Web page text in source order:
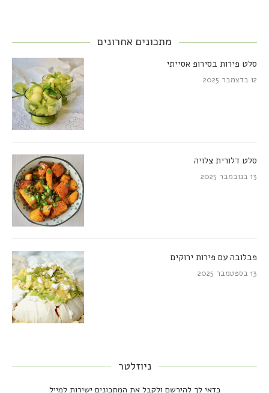
מתכונים אחרונים
סלט פירות בסירופ אסייתי
12 בדצמבר 2025
סלט דלורית צלויה
13 בנובמבר 2025
פבלובה עם פירות ירוקים
13 בספטמבר 2025
ניוזלטר
כדאי לך להירשם ולקבל את המתכונים ישירות למייל